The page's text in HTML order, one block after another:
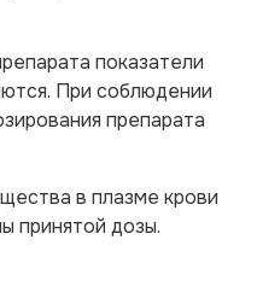
показатели
При соблюдении
препарата
в плазме крови
принятой дозы.